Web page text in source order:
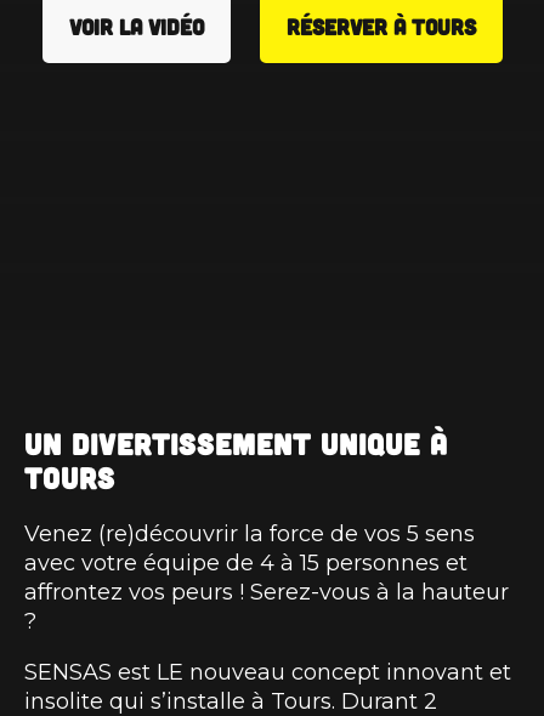
VOIR LA VIDÉO RÉSERVER À TOURS
Un divertissement unique à
Tours
Venez (re)découvrir la force de vos 5 sens
avec votre équipe de 4 à 15 personnes et
affrontez vos peurs ! Serez-vous à la hauteur
?
SENSAS est LE nouveau concept innovant et
insolite qui s’installe à Tours. Durant 2